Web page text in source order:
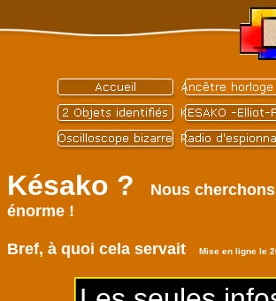
Késako ?
Nous
énorme !
Bref, à quoi cela servait Mise en ligne le